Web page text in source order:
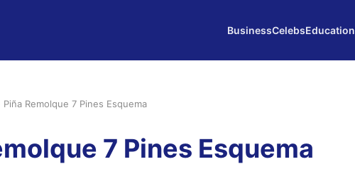
BusinessCelebsEducation
Piña Remolque 7 Pines Esquema
7 Pines Esquema